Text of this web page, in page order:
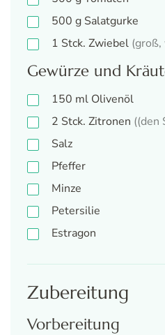
500 g Salatgurke
1 Stck. Zwiebel
Gewürze und
150 ml Olivenöl
2 Stck. Zitronen ((den
Salz
Pfeffer
Minze
Petersilie
Estragon
Zubereitung
Vorbereitung